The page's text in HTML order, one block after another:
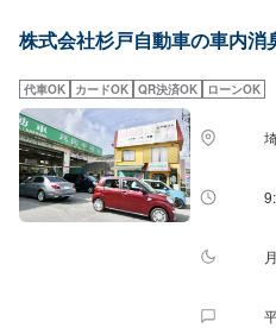
ただきますので、あらかじめご了承く
ので、ご了承ください。【営業時間・
日：日・祝・第一、第三月曜日
株式会社杉戸自動車の車内消
代車OK カードOK QR決済OK ローンOK